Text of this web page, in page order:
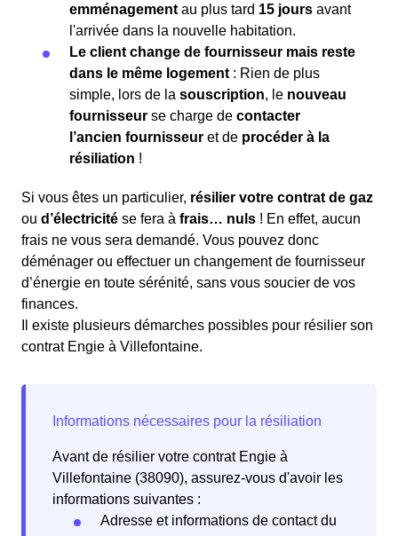
emménagement au plus tard 15 jours avant
l'arrivée dans la nouvelle habitation.
Le client change de fournisseur mais reste
dans le même logement : Rien de plus
simple, lors de la souscription, le nouveau
fournisseur se charge de contacter
l’ancien fournisseur et de procéder à la
résiliation !
Si vous êtes un particulier, résilier votre contrat de gaz
ou d’électricité se fera à frais… nuls ! En effet, aucun
frais ne vous sera demandé. Vous pouvez donc
déménager ou effectuer un changement de fournisseur
d’énergie en toute sérénité, sans vous soucier de vos
finances.
Il existe plusieurs démarches possibles pour résilier son
contrat Engie à Villefontaine.
Avant de résilier votre contrat Engie à
Villefontaine (38090), assurez-vous d'avoir les
informations suivantes :
Adresse et informations de contact du